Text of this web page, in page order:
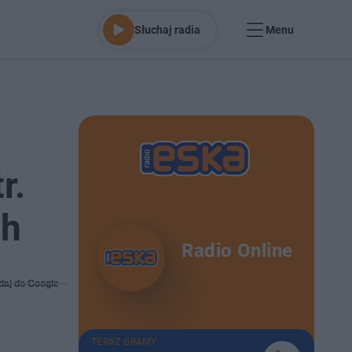
Słuchaj radia Menu
do Google
Radio Online
TERAZ GRAMY